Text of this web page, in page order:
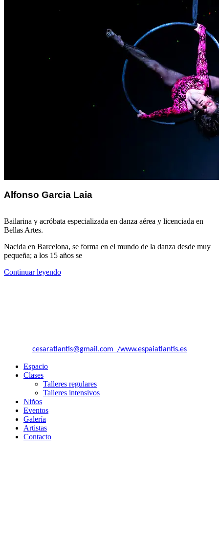
Alfonso Garcia Laia
Bailarina y acróbata especializada en danza aérea y licenciada en
Bellas Artes.
Nacida en Barcelona, se forma en el mundo de la danza desde muy
pequeña; a los 15 años se
Continuar leyendo
cesaratlantis@gmail.com /www.espaiatlantis.es
Espacio
Clases
Talleres regulares
Talleres intensivos
Niños
Eventos
Galería
Artistas
Contacto